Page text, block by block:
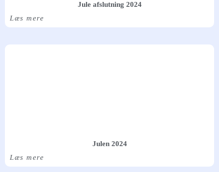
Jule afslutning 2024
Læs mere
Julen 2024
Læs mere